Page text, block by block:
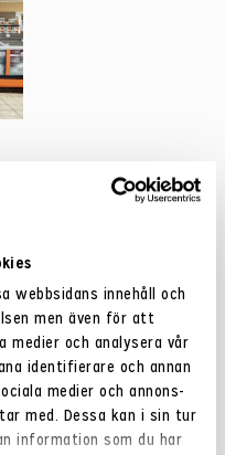
webbsidans innehåll och
men även för att
medier och analysera vår
identifierare och annan
medier och annons-
med. Dessa kan i sin tur
information som du har